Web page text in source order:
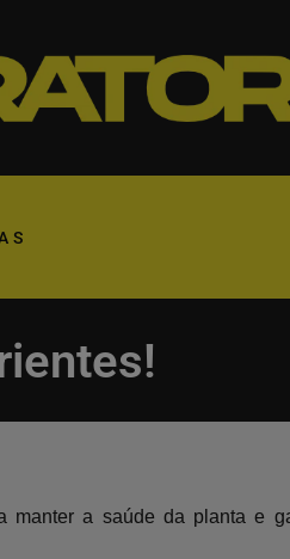
manter a saúde da planta e